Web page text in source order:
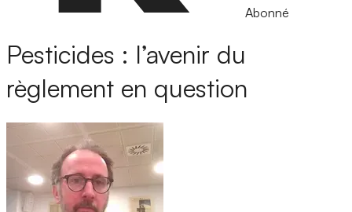
Abonné
Pesticides : l’avenir du
règlement en question